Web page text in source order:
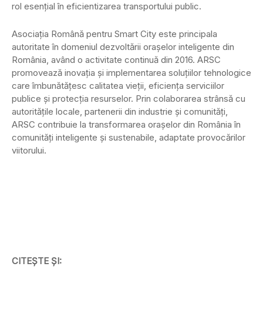
rol esențial în eficientizarea transportului public.
Asociația Română pentru Smart City este principala
autoritate în domeniul dezvoltării orașelor inteligente din
România, având o activitate continuă din 2016. ARSC
promovează inovația și implementarea soluțiilor tehnologice
care îmbunătățesc calitatea vieții, eficiența serviciilor
publice și protecția resurselor. Prin colaborarea strânsă cu
autoritățile locale, partenerii din industrie și comunități,
ARSC contribuie la transformarea orașelor din România în
comunități inteligente și sustenabile, adaptate provocărilor
viitorului.
CITEȘTE ȘI: